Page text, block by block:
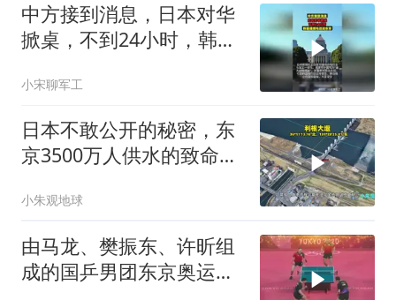
中方接到消息，日本对华
掀桌，不到24小时，韩国
小宋聊军工
日本不敢公开的秘密，东
京3500万人供水的致命软
小朱观地球
由马龙、樊振东、许昕组
成的国乒男团东京奥运会